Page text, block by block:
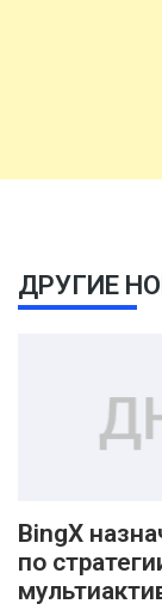
ДРУГИЕ
BingX
по